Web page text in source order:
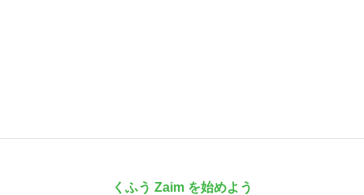
くふう Zaim を始めよう